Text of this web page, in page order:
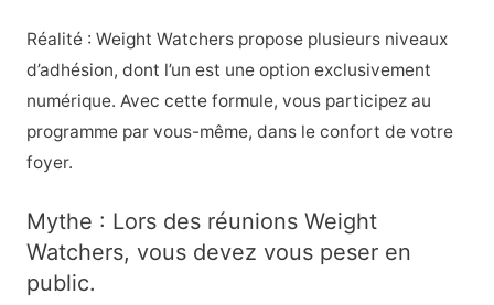
Réalité : Weight Watchers propose plusieurs niveaux
d’adhésion, dont l’un est une option exclusivement
numérique. Avec cette formule, vous participez au
programme par vous-même, dans le confort de votre
foyer.
Mythe : Lors des réunions Weight
Watchers, vous devez vous peser en
public.